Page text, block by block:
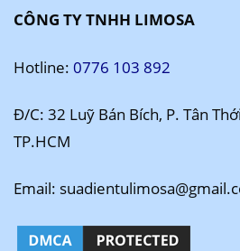
CÔNG TY TNHH LIMOSA
Hotline: 0776 103 892
Đ/C: 32 Luỹ Bán Bích, P. Tân
TP.HCM
Email: